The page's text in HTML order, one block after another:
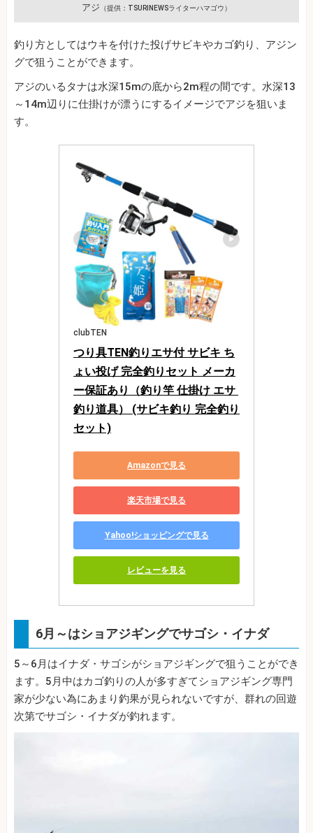
アジ （提供：TSURINEWSライターハマゴウ）
釣り方としてはウキを付けた投げサビキやカゴ釣り、アジン
グで狙うことができます。
アジのいるタナは水深15mの底から2m程の間です。水深13
～14m辺りに仕掛けが漂うにするイメージでアジを狙いま
す。
clubTEN
つり具TEN釣りエサ付 サビキ ち
ょい投げ 完全釣りセット メーカ
ー保証あり（釣り竿 仕掛け エサ
釣り道具） (サビキ釣り 完全釣り
セット)
Amazonで見る
楽天市場で見る
Yahoo!ショッピングで見る
レビューを見る
6月～はショアジギングでサゴシ・イナダ
5～6月はイナダ・サゴシがショアジギングで狙うことができ
ます。5月中はカゴ釣りの人が多すぎてショアジギング専門
家が少ない為にあまり釣果が見られないですが、群れの回遊
次第でサゴシ・イナダが釣れます。